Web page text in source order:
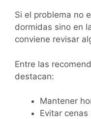
Si el problema no
dormidas sino en
conviene revisar
Entre las
destacan:
Mantener
Evitar